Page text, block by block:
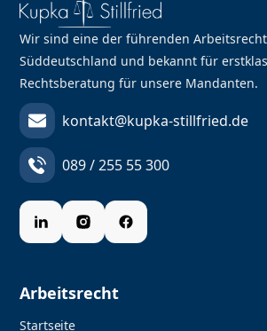
Wir sind eine der führenden
Süddeutschland und bekannt für
Rechtsberatung für unsere Mandanten.
kontakt@kupka-stillfried.de
089 / 255 55 300
Arbeitsrecht
Startseite